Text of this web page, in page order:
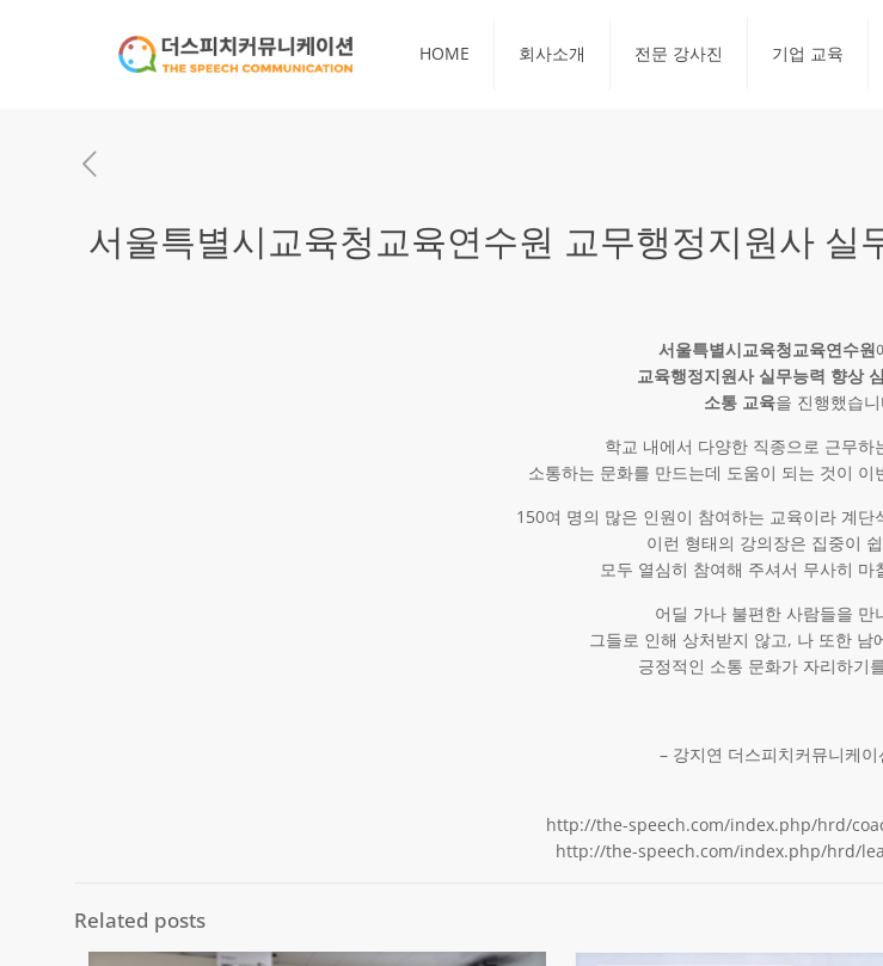
HOME 회사소개 전문 강사진 기업 교육
서울특별시교육청교육연수원 교무행정지원사 실
서울특별시교육청교육연수원
교육행정지원사 실무능력 향상
소통 교육을 진행했습
학교 내에서 다양한 직종으로 근무하
소통하는 문화를 만드는데 도움이 되는 것이 이
150여 명의 많은 인원이 참여하는 교육이라 계단
이런 형태의 강의장은 집중이
모두 열심히 참여해 주셔서 무사히 마
어딜 가나 불편한 사람들을 만
그들로 인해 상처받지 않고, 나 또한 남
긍정적인 소통 문화가 자리하기
– 강지연 더스피치커뮤니케이
http://the-speech.com/index.php/hrd/
http://the-speech.com/index.php/hrd/
Related posts